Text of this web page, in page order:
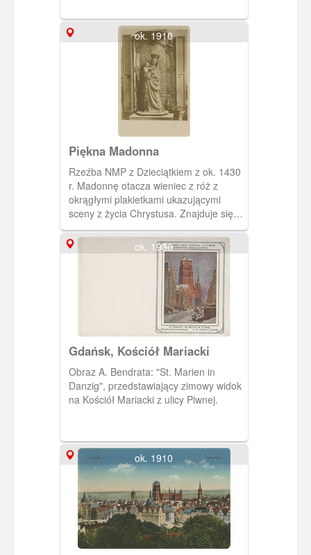
ok. 1910
Piękna Madonna
Rzeźba NMP z Dzieciątkiem z ok. 1430
r. Madonnę otacza wieniec z róż z
okrągłymi plakietkami ukazującymi
sceny z życia Chrystusa. Znajduje się w
kaplicy św. Anny w Bazylice Mariackiej
w Gdańsku.
ok. 1930
Gdańsk, Kościół Mariacki
Obraz A. Bendrata: "St. Marien in
Danzig", przedstawiający zimowy widok
na Kościół Mariacki z ulicy Piwnej.
ok. 1910